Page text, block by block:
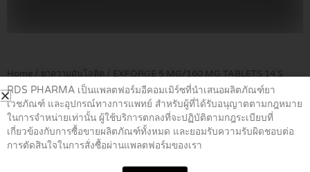
Home / ยาความดันโลหิต / EXFORGE 5 MG/160 MG TABLETS 14’S
EXFORGE 5 MG/160 MG TABLETS
14’S
RDS PHARMA เป็นแพลตฟอร์มอีคอมเมิร์ซที่นำเสนอผลิตภัณฑ์ยา
เวชภัณฑ์ และอุปกรณ์ทางการแพทย์ สำหรับผู้ที่ได้รับอนุญาตตามกฎหมาย
ในการจำหน่ายเท่านั้น ผู้ใช้บริการตกลงที่จะปฏิบัติตามกฎระเบียบที่
เกี่ยวข้องกับการซื้อขายผลิตภัณฑ์ทั้งหมด และยอมรับความรับผิดชอบต่อ
การตัดสินใจในการสั่งซื้อผ่านแพลตฟอร์มของเรา